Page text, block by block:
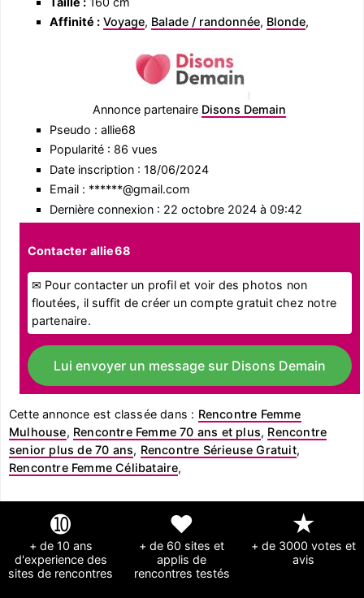
Affinité : Voyage, Balade / randonnée, Blonde,
Annonce partenaire Disons Demain
Pseudo : allie68
Popularité : 86 vues
Date inscription : 18/06/2024
Email : ******@gmail.com
Dernière connexion : 22 octobre 2024 à 09:42
Contacter allie68
✉ Pour contacter un profil et voir des photos non
floutées, il suffit de créer un compte gratuit chez notre
partenaire.
Lui envoyer un message sur Disons Demain
Cette annonce est classée dans : Rencontre Femme
Mulhouse, Rencontre Femme 70 ans et plus, Rencontre
senior plus de 70 ans, Rencontre Sérieuse Gratuit,
Rencontre Femme Célibataire,
➓
+ de 10 ans
d'experience des
sites de rencontres
❤
+ de 60 sites et
applis de
rencontres testés
★
+ de 3000 votes et
avis